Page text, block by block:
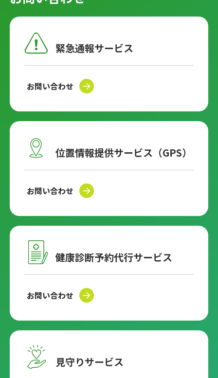
緊急通報サービス
お問い合わせ
位置情報提供サービス（GPS）
お問い合わせ
健康診断予約代行サービス
お問い合わせ
見守りサービス